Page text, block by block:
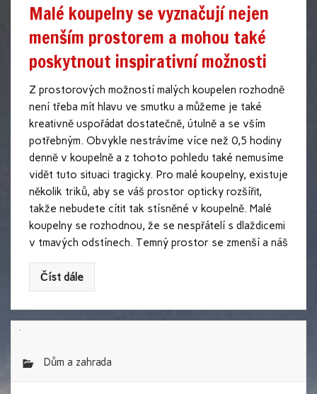
Malé koupelny se vyznačují nejen
menším prostorem a mohou také
poskytnout inspirativní možnosti
Z prostorových možností malých koupelen rozhodně
není třeba mít hlavu ve smutku a můžeme je také
kreativně uspořádat dostatečně, útulně a se vším
potřebným. Obvykle nestrávíme více než 0,5 hodiny
denně v koupelně a z tohoto pohledu také nemusíme
vidět tuto situaci tragicky. Pro malé koupelny, existuje
několik triků, aby se váš prostor opticky rozšířit,
takže nebudete cítit tak stísněné v koupelně. Malé
koupelny se rozhodnou, že se nespřátelí s dlaždicemi
v tmavých odstínech. Temný prostor se zmenší a náš
Číst dále
Dům a zahrada